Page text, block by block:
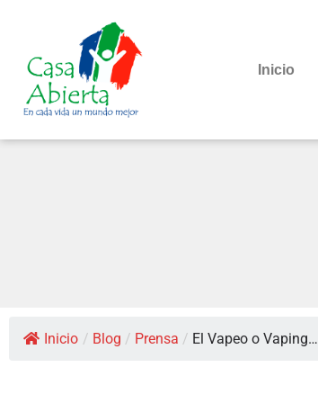
Inicio
Inicio / Blog / Prensa / El Vapeo o Vaping…